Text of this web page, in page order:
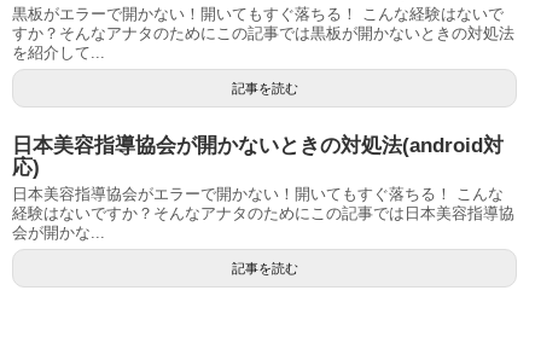
黒板がエラーで開かない！開いてもすぐ落ちる！ こんな経験はないで
すか？そんなアナタのためにこの記事では黒板が開かないときの対処法
を紹介して...
記事を読む
日本美容指導協会が開かないときの対処法(android対
応)
日本美容指導協会がエラーで開かない！開いてもすぐ落ちる！ こんな
経験はないですか？そんなアナタのためにこの記事では日本美容指導協
会が開かな...
記事を読む